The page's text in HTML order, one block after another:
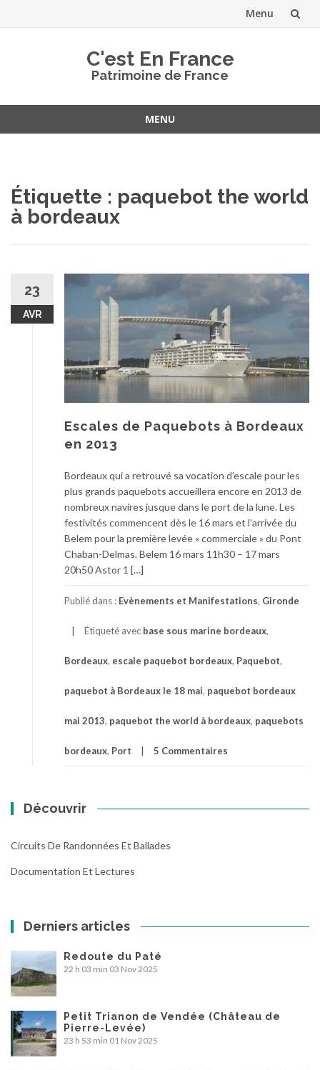
Menu
C'est En France
Patrimoine de France
MENU
Étiquette : paquebot the world
à bordeaux
23
AVR
Escales de Paquebots à Bordeaux
en 2013
Bordeaux qui a retrouvé sa vocation d’escale pour les
plus grands paquebots accueillera encore en 2013 de
nombreux navires jusque dans le port de la lune. Les
festivités commencent dès le 16 mars et l’arrivée du
Belem pour la première levée « commerciale » du Pont
Chaban-Delmas. Belem 16 mars 11h30 – 17 mars
20h50 Astor 1 […]
Publié dans : Evènements et Manifestations, Gironde
Étiqueté avec base sous marine bordeaux,
Bordeaux, escale paquebot bordeaux, Paquebot,
paquebot à Bordeaux le 18 mai, paquebot bordeaux
mai 2013, paquebot the world à bordeaux, paquebots
bordeaux, Port 5 Commentaires
Découvrir
Circuits De Randonnées Et Ballades
Documentation Et Lectures
Derniers articles
Redoute du Paté
22 h 03 min 03 Nov 2025
Petit Trianon de Vendée (Château de
Pierre-Levée)
23 h 53 min 01 Nov 2025